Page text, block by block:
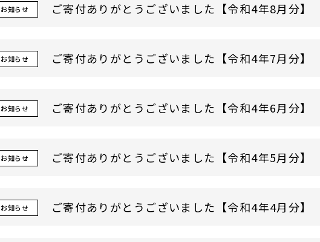
お知らせ ご寄付ありがとうございました【令和4年8月分】
お知らせ ご寄付ありがとうございました【令和4年7月分】
お知らせ ご寄付ありがとうございました【令和4年6月分】
お知らせ ご寄付ありがとうございました【令和4年5月分】
お知らせ ご寄付ありがとうございました【令和4年4月分】